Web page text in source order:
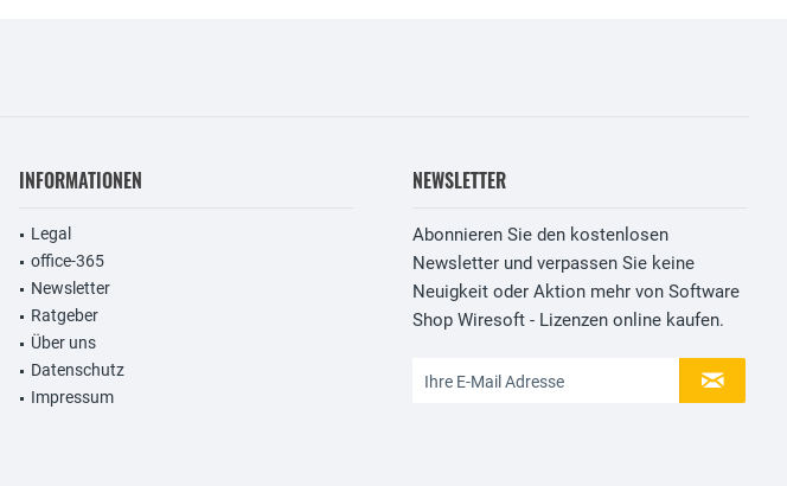
INFORMATIONEN
Legal
office-365
Newsletter
Ratgeber
Über uns
Datenschutz
Impressum
NEWSLETTER
Abonnieren Sie den kostenlosen
Newsletter und verpassen Sie keine
Neuigkeit oder Aktion mehr von Software
Shop Wiresoft - Lizenzen online kaufen.